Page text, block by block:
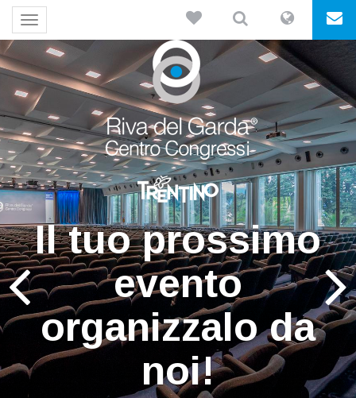
Toggle
navigation
L'unica location
direttamente sul
Lago di Garda
Il tuo prossimo
evento
organizzalo da
noi!